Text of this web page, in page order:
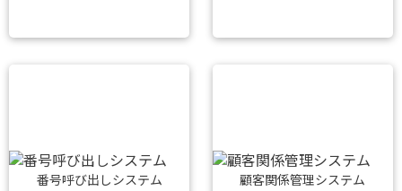
番号呼び出しシステム 顧客関係管理システム